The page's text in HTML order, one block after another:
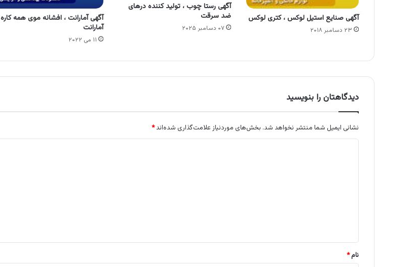
آگهی صنایع استیل لوکس ، کتری لوکس
۲۳ دسامبر ۲۰۱۸
آگهی رستا چوب ، تولید کننده درهای
ضد سرقت
۰۷ دسامبر ۲۰۲۵
آگهی آمارانت ، افشانه موی همه کاره
آمارانت
۱۱ می ۲۰۲۲
دیدگاهتان را بنویسید
نشانی ایمیل شما منتشر نخواهد شد. بخش‌های موردنیاز علامت‌گذاری شده‌اند*
نام*